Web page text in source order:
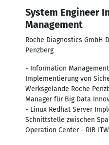
System Engineer
Management
Roche Diagnostics GmbH
Penzberg
- Information
Implementierung von
Werksgelände Roche
Manager für Big Data
- Linux Redhat Server
Schnittstelle zwischen
Operation Center - RIB